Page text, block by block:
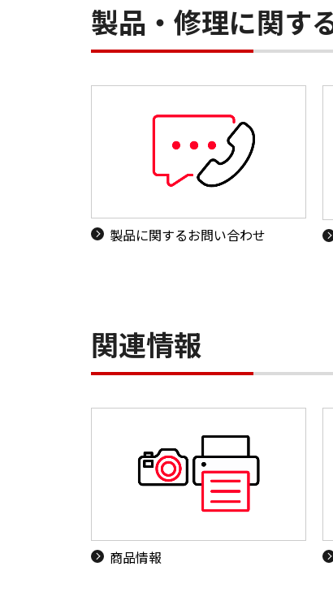
製品・修理に関す
製品に関するお問い合わせ
関連情報
商品情報